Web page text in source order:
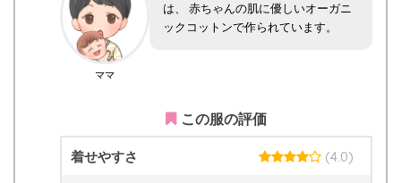
ママ
は、 赤ちゃんの肌に優しいオーガニ
ックコットンで作られています。
この服の評価
着せやすさ (4.0)